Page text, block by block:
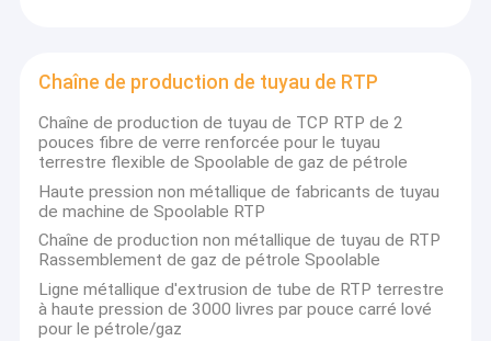
Chaîne de production de tuyau de RTP
Chaîne de production de tuyau de TCP RTP de 2
pouces fibre de verre renforcée pour le tuyau
terrestre flexible de Spoolable de gaz de pétrole
Haute pression non métallique de fabricants de tuyau
de machine de Spoolable RTP
Chaîne de production non métallique de tuyau de RTP
Rassemblement de gaz de pétrole Spoolable
Ligne métallique d'extrusion de tube de RTP terrestre
à haute pression de 3000 livres par pouce carré lové
pour le pétrole/gaz